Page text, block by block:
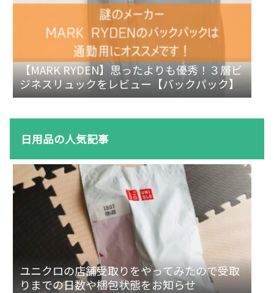
【MARK RYDEN】思ったよりも優秀！３層ビ
ジネスリュックをレビュー【バックパック】
日用品の人気記事
ユニクロの店舗受取りをやってみたので受取
りまでの日数や梱包状態をお知らせ